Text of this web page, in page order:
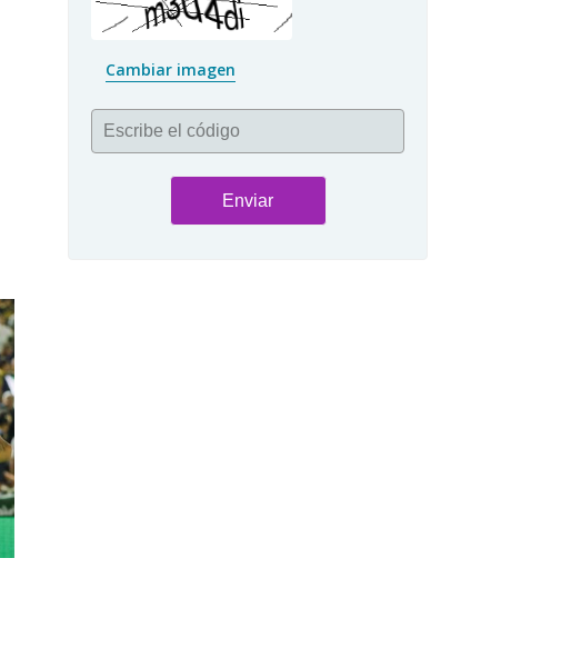
Cambiar imagen
Escribe el código